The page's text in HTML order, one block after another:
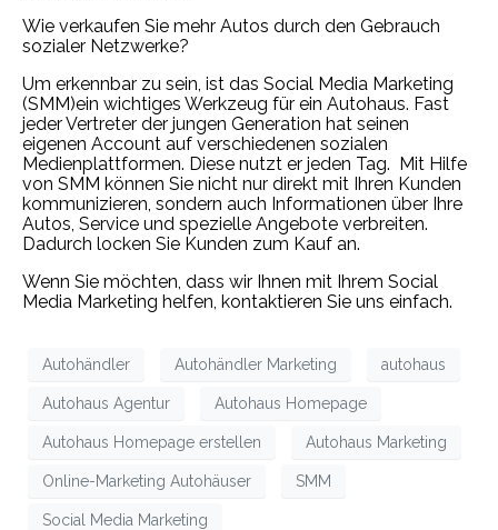
Wie verkaufen Sie mehr Autos durch den Gebrauch
sozialer Netzwerke?
Um erkennbar zu sein, ist das Social Media Marketing
(SMM)ein wichtiges Werkzeug für ein Autohaus. Fast
jeder Vertreter der jungen Generation hat seinen
eigenen Account auf verschiedenen sozialen
Medienplattformen. Diese nutzt er jeden Tag. Mit Hilfe
von SMM können Sie nicht nur direkt mit Ihren Kunden
kommunizieren, sondern auch Informationen über Ihre
Autos, Service und spezielle Angebote verbreiten.
Dadurch locken Sie Kunden zum Kauf an.
Wenn Sie möchten, dass wir Ihnen mit Ihrem Social
Media Marketing helfen, kontaktieren Sie uns einfach.
Autohändler Autohändler Marketing autohaus
Autohaus Agentur Autohaus Homepage
Autohaus Homepage erstellen Autohaus Marketing
Online-Marketing Autohäuser SMM
Social Media Marketing